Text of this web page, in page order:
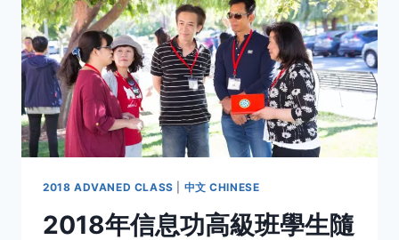
2018 ADVANED CLASS 中文 CHINESE
2018年信息功高級班學生隨